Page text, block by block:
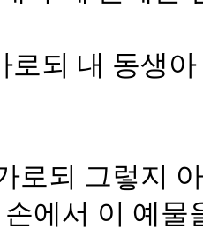
로되 내 동생
로되 그렇지
에서 이 예